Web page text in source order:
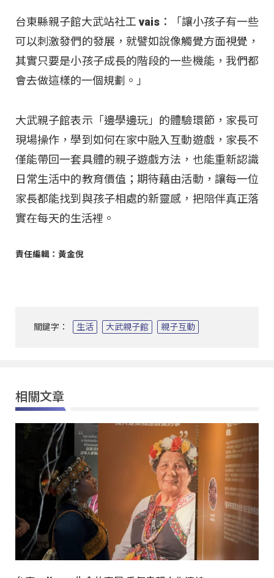
台東縣親子館大武站社工 vais：「讓小孩子有一些
可以刺激發們的發展，就譬如說像觸覺方面視覺，
其實只要是小孩子成長的階段的一些機能，我們都
會去做這樣的一個規劃。」
大武親子館表示「邊學邊玩」的體驗環節，家長可
現場操作，學到如何在家中融入互動遊戲，家長不
僅能帶回一套具體的親子遊戲方法，也能重新認識
日常生活中的教育價值；期待藉由活動，讓每一位
家長都能找到與孩子相處的新靈感，把陪伴真正落
實在每天的生活裡。
責任編輯：黃金倪
關鍵字： 生活 大武親子館 親子互動
相關文章